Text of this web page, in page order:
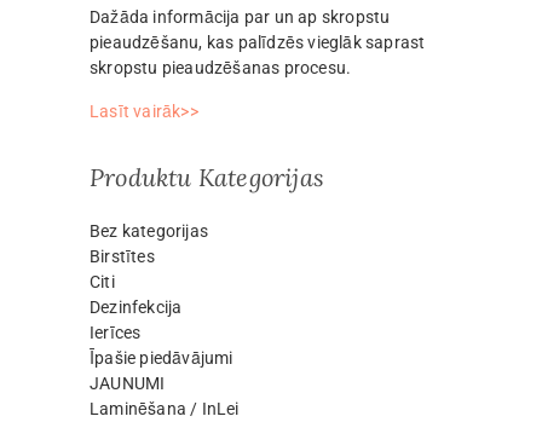
Dažāda informācija par un ap skropstu
pieaudzēšanu, kas palīdzēs vieglāk saprast
skropstu pieaudzēšanas procesu.
Lasīt vairāk>>
Produktu Kategorijas
Bez kategorijas
Birstītes
Citi
Dezinfekcija
Ierīces
Īpašie piedāvājumi
JAUNUMI
Laminēšana / InLei